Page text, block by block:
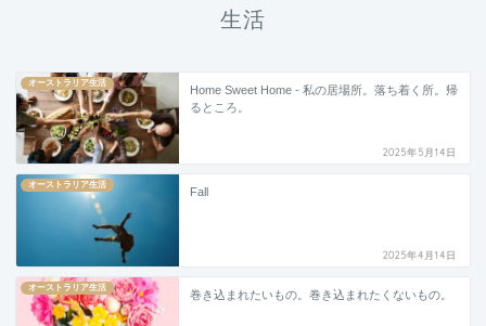
生活
オーストラリア生活
Home Sweet Home - 私の居場所。落ち着く所。帰
るところ。
2025年5月14日
オーストラリア生活
Fall
2025年4月14日
オーストラリア生活
巻き込まれたいもの。巻き込まれたくないもの。